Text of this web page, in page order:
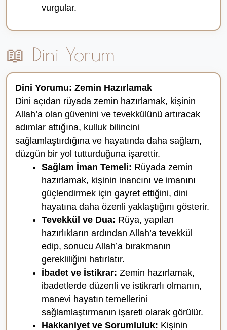
vurgular.
📖 Dini Yorum
Dini Yorumu: Zemin Hazırlamak
Dini açıdan rüyada zemin hazırlamak, kişinin
Allah’a olan güvenini ve tevekkülünü artıracak
adımlar attığına, kulluk bilincini
sağlamlaştırdığına ve hayatında daha sağlam,
düzgün bir yol tutturduğuna işarettir.
Sağlam İman Temeli: Rüyada zemin
hazırlamak, kişinin inancını ve imanını
güçlendirmek için gayret ettiğini, dini
hayatına daha özenli yaklaştığını gösterir.
Tevekkül ve Dua: Rüya, yapılan
hazırlıkların ardından Allah’a tevekkül
edip, sonucu Allah’a bırakmanın
gerekliliğini hatırlatır.
İbadet ve İstikrar: Zemin hazırlamak,
ibadetlerde düzenli ve istikrarlı olmanın,
manevi hayatın temellerini
sağlamlaştırmanın işareti olarak görülür.
Hakkaniyet ve Sorumluluk: Kişinin